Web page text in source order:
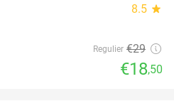
8.5 star
Regulier €29
€18,50